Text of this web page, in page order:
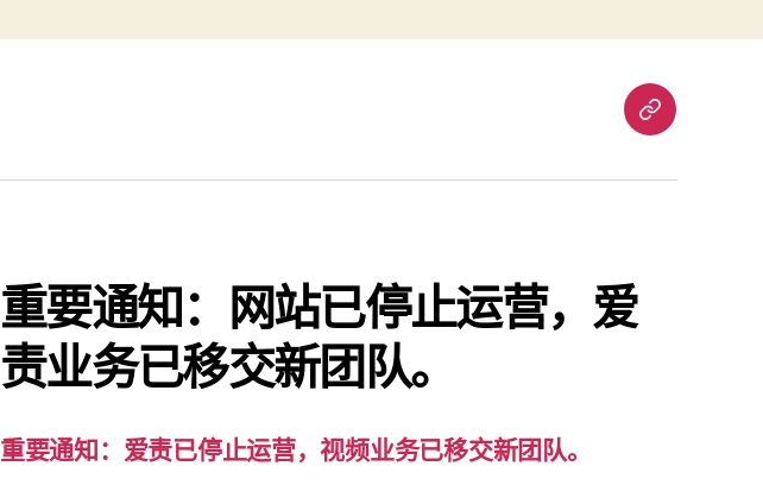
重
通
重要通知：网站已停止运营，爱
责业务已移交新团队。
重要通知：爱责已停止运营，视频业务已移交新团队。